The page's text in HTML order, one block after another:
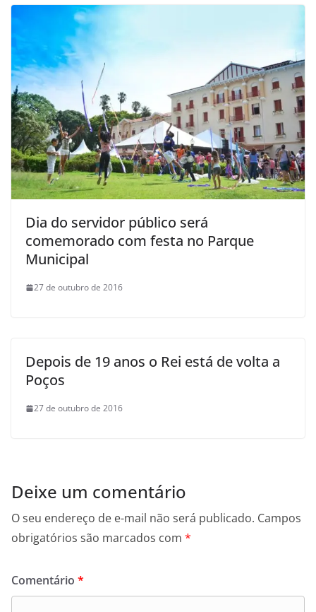
Dia do servidor público será
comemorado com festa no Parque
Municipal
27 de outubro de 2016
Depois de 19 anos o Rei está de volta a
Poços
27 de outubro de 2016
Deixe um comentário
O seu endereço de e-mail não será publicado. Campos
obrigatórios são marcados com *
Comentário *